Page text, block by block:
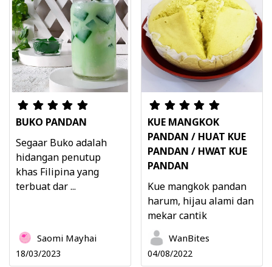
BUKO PANDAN
Segaar Buko adalah
hidangan penutup
khas Filipina yang
terbuat dar ...
Saomi Mayhai
18/03/2023
KUE MANGKOK
PANDAN / HUAT KUE
PANDAN / HWAT KUE
PANDAN
Kue mangkok pandan
harum, hijau alami dan
mekar cantik
WanBites
04/08/2022